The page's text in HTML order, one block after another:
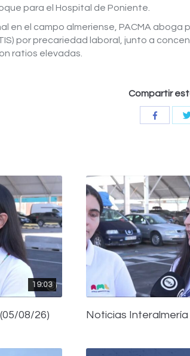
para el Hospital de Poniente.
en el campo almeriense, PACMA
por precariedad laboral, junto a
ratios elevadas.
Compartir
19:03
08/26) Noticias